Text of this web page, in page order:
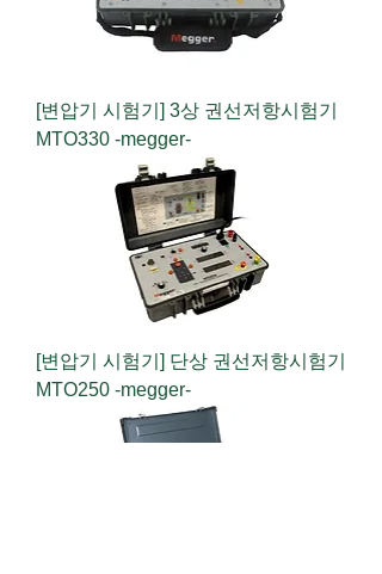
[변압기 시험기] 3상 권선저항시험기
MTO330 -megger-
[변압기 시험기] 단상 권선저항시험기
MTO250 -megger-